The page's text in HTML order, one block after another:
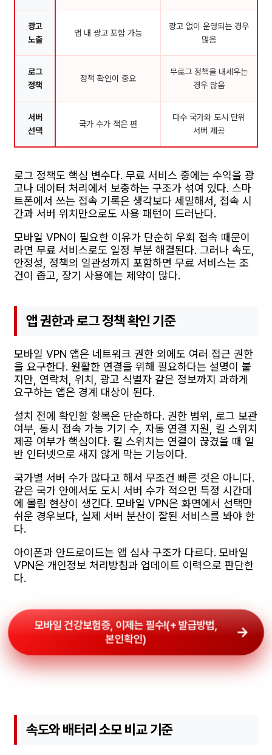
광고
노출
앱 내 광고 포함 가능
광고 없이 운영되는 경우
많음
로그
정책
정책 확인이 중요
무로그 정책을 내세우는
경우 많음
서버
선택
국가 수가 적은 편
다수 국가와 도시 단위
서버 제공
로그 정책도 핵심 변수다. 무료 서비스 중에는 수익을 광
고나 데이터 처리에서 보충하는 구조가 섞여 있다. 스마
트폰에서 쓰는 접속 기록은 생각보다 세밀해서, 접속 시
간과 서버 위치만으로도 사용 패턴이 드러난다.
모바일 VPN이 필요한 이유가 단순히 우회 접속 때문이
라면 무료 서비스로도 일정 부분 해결된다. 그러나 속도,
안정성, 정책의 일관성까지 포함하면 무료 서비스는 조
건이 좁고, 장기 사용에는 제약이 많다.
앱 권한과 로그 정책 확인 기준
모바일 VPN 앱은 네트워크 권한 외에도 여러 접근 권한
을 요구한다. 원활한 연결을 위해 필요하다는 설명이 붙
지만, 연락처, 위치, 광고 식별자 같은 정보까지 과하게
요구하는 앱은 경계 대상이 된다.
설치 전에 확인할 항목은 단순하다. 권한 범위, 로그 보관
여부, 동시 접속 가능 기기 수, 자동 연결 지원, 킬 스위치
제공 여부가 핵심이다. 킬 스위치는 연결이 끊겼을 때 일
반 인터넷으로 새지 않게 막는 기능이다.
국가별 서버 수가 많다고 해서 무조건 빠른 것은 아니다.
같은 국가 안에서도 도시 서버 수가 적으면 특정 시간대
에 몰림 현상이 생긴다. 모바일 VPN은 화면에서 선택만
쉬운 경우보다, 실제 서버 분산이 잘된 서비스를 봐야 한
다.
아이폰과 안드로이드는 앱 심사 구조가 다르다. 모바일
VPN은 개인정보 처리방침과 업데이트 이력으로 판단한
다.
모바일 건강보험증, 이제는 필수!(+ 발급방법,
본인확인)
속도와 배터리 소모 비교 기준